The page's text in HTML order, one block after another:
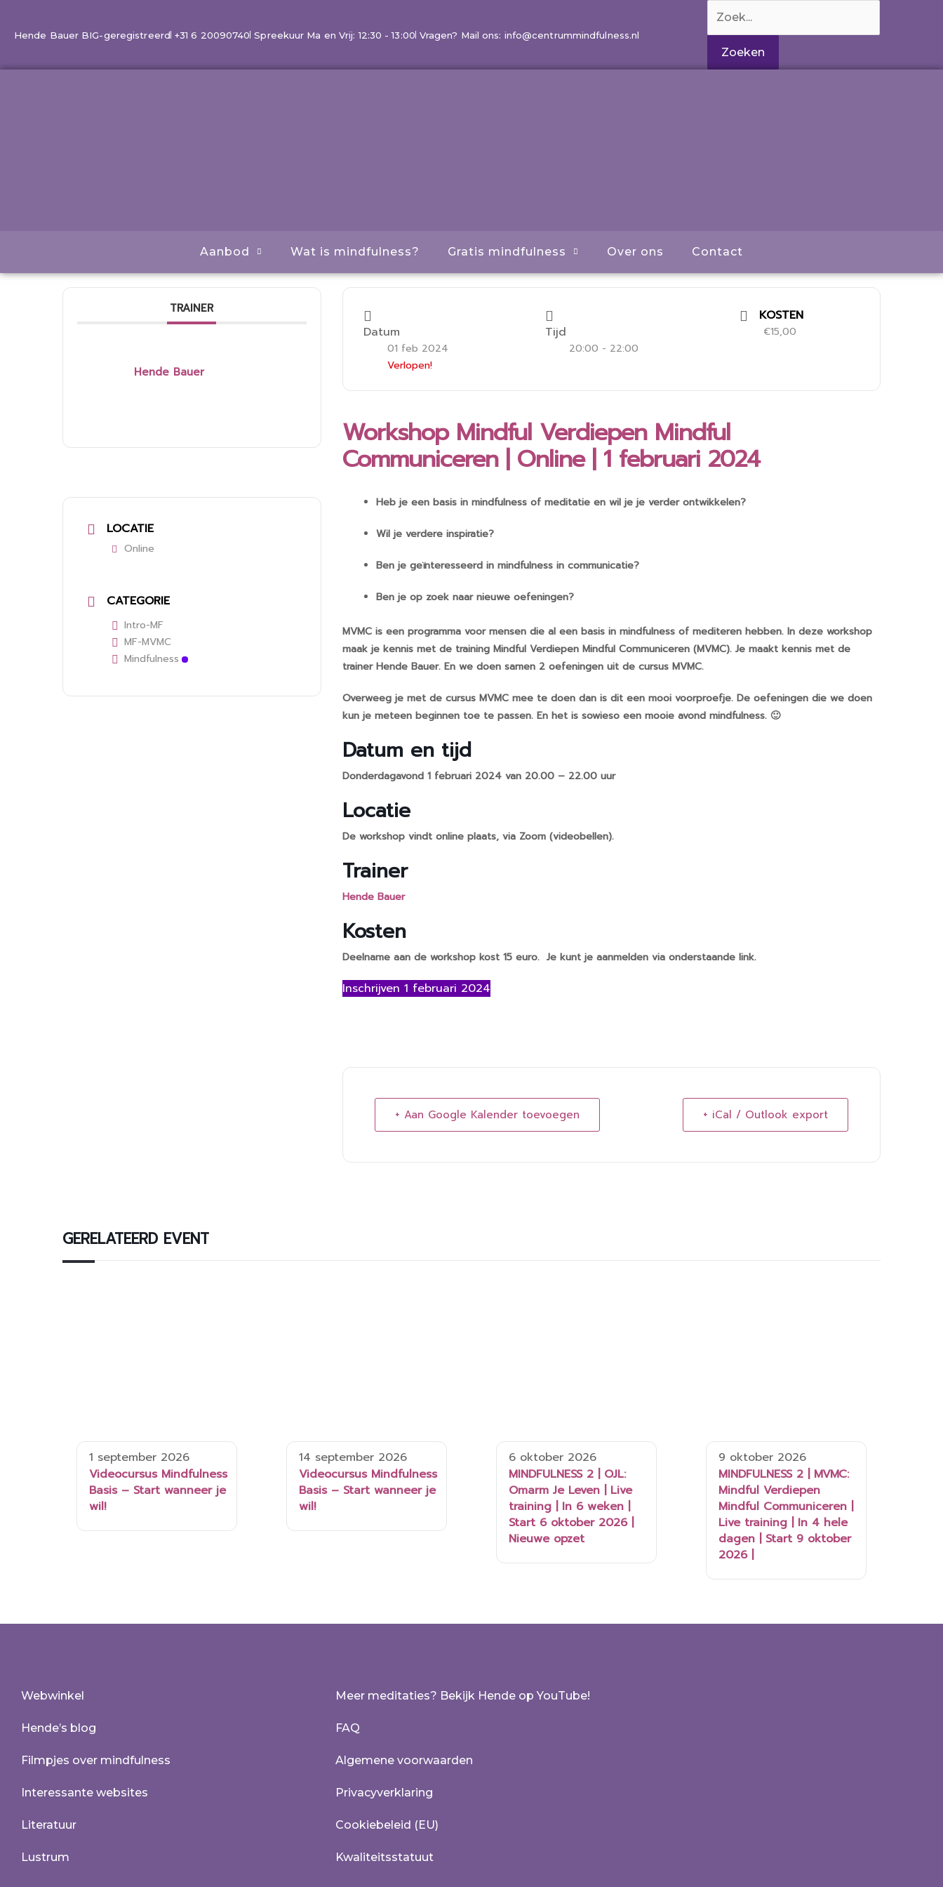
Hende Bauer BIG-geregistreerd +31 6 20090740 Spreekuur Ma en Vrij: 12:30 - 13:00 Vragen? Mail ons: info@centrummindfulness.nl
naar:
Aanbod Wat is mindfulness? Gratis mindfulness Over ons Contact
TRAINER
Hende Bauer
LOCATIE
Online
CATEGORIE
Intro-MF
MF-MVMC
Mindfulness
Datum
01 feb 2024
Verlopen!
Tijd
20:00 - 22:00
KOSTEN
€15,00
Workshop Mindful Verdiepen Mindful
Communiceren | Online | 1 februari 2024
Heb je een basis in mindfulness of meditatie en wil je je verder ontwikkelen?
Wil je verdere inspiratie?
Ben je geïnteresseerd in mindfulness in communicatie?
Ben je op zoek naar nieuwe oefeningen?
MVMC is een programma voor mensen die al een basis in mindfulness of mediteren hebben. In deze workshop
maak je kennis met de training Mindful Verdiepen Mindful Communiceren (MVMC). Je maakt kennis met de
trainer Hende Bauer. En we doen samen 2 oefeningen uit de cursus MVMC.
Overweeg je met de cursus MVMC mee te doen dan is dit een mooi voorproefje. De oefeningen die we doen
kun je meteen beginnen toe te passen. En het is sowieso een mooie avond mindfulness. 🙂
Datum en tijd
Donderdagavond 1 februari 2024 van 20.00 – 22.00 uur
Locatie
De workshop vindt online plaats, via Zoom (videobellen).
Trainer
Hende Bauer
Kosten
Deelname aan de workshop kost 15 euro. Je kunt je aanmelden via onderstaande link.
Inschrijven 1 februari 2024
+ Aan Google Kalender toevoegen + iCal / Outlook export
GERELATEERD EVENT
1 september 2026
Videocursus Mindfulness
Basis – Start wanneer je
wil!
14 september 2026
Videocursus Mindfulness
Basis – Start wanneer je
wil!
6 oktober 2026
MINDFULNESS 2 | OJL:
Omarm Je Leven | Live
training | In 6 weken |
Start 6 oktober 2026 |
Nieuwe opzet
9 oktober 2026
MINDFULNESS 2 | MVMC:
Mindful Verdiepen
Mindful Communiceren |
Live training | In 4 hele
dagen | Start 9 oktober
2026 |
Webwinkel
Hende’s blog
Filmpjes over mindfulness
Interessante websites
Literatuur
Lustrum
Meer meditaties? Bekijk Hende op YouTube!
FAQ
Algemene voorwaarden
Privacyverklaring
Cookiebeleid (EU)
Kwaliteitsstatuut